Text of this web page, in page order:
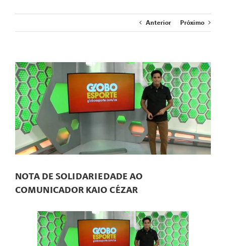
Anterior Próximo
View
Larger
Image
NOTA DE SOLIDARIEDADE AO
COMUNICADOR KAIO CÉZAR